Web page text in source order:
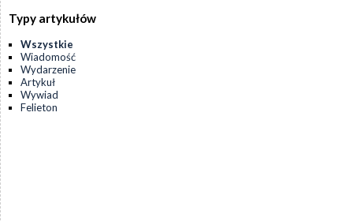
Typy artykułów
Wszystkie
Wiadomość
Wydarzenie
Artykuł
Wywiad
Felieton